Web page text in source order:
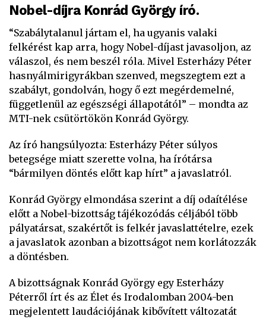
Nobel-díjra Konrád György író.
“Szabálytalanul jártam el, ha ugyanis valaki
felkérést kap arra, hogy Nobel-díjast javasoljon, az
válaszol, és nem beszél róla. Mivel Esterházy Péter
hasnyálmirigyrákban szenved, megszegtem ezt a
szabályt, gondolván, hogy ő ezt megérdemelné,
függetlenül az egészségi állapotától” – mondta az
MTI-nek csütörtökön Konrád György.
Az író hangsúlyozta: Esterházy Péter súlyos
betegsége miatt szerette volna, ha írótársa
“bármilyen döntés előtt kap hírt” a javaslatról.
Konrád György elmondása szerint a díj odaítélése
előtt a Nobel-bizottság tájékozódás céljából több
pályatársat, szakértőt is felkér javaslattételre, ezek
a javaslatok azonban a bizottságot nem korlátozzák
a döntésben.
A bizottságnak Konrád György egy Esterházy
Péterről írt és az Élet és Irodalomban 2004-ben
megjelentett laudációjának kibővített változatát